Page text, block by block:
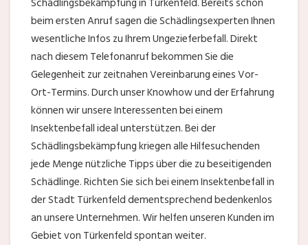
beim ersten Anruf sagen die Schädlingsexperten Ihnen
wesentliche Infos zu Ihrem Ungezieferbefall. Direkt
nach diesem Telefonanruf bekommen Sie die
Gelegenheit zur zeitnahen Vereinbarung eines Vor-
Ort-Termins. Durch unser Knowhow und der Erfahrung
können wir unsere Interessenten bei einem
Insektenbefall ideal unterstützen. Bei der
Schädlingsbekämpfung kriegen alle Hilfesuchenden
jede Menge nützliche Tipps über die zu beseitigenden
Schädlinge. Richten Sie sich bei einem Insektenbefall in
der Stadt Türkenfeld dementsprechend bedenkenlos
an unsere Unternehmen. Wir helfen unseren Kunden im
Gebiet von Türkenfeld spontan weiter.